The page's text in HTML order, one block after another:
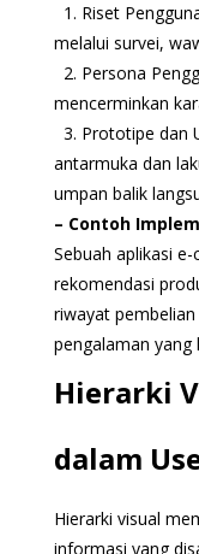
1. Riset
melalui survei,
2. Persona
mencerminkan
3. Prototipe dan
antarmuka dan
umpan balik
– Contoh
Sebuah aplikasi
rekomendasi
riwayat
pengalaman yang
Hierarki
dalam
Hierarki visual
informasi yang